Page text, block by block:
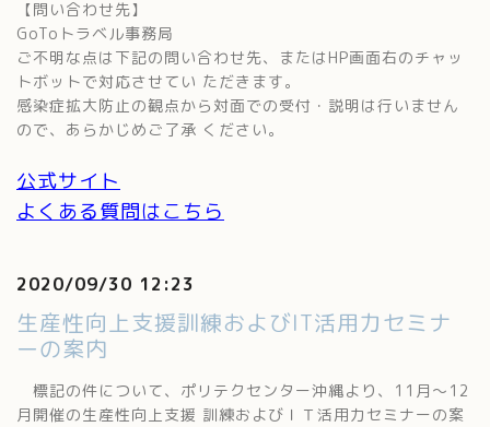
【問い合わせ先】
GoToトラベル事務局
ご不明な点は下記の問い合わせ先、またはHP画面右のチャッ
トボットで対応させてい ただきます。
感染症拡大防止の観点から対面での受付・説明は行いません
ので、あらかじめご了承 ください。
公式サイト
よくある質問はこちら
2020/09/30 12:23
生産性向上支援訓練およびIT活用力セミナ
ーの案内
標記の件について、ポリテクセンター沖縄より、11月～12
月開催の生産性向上支援 訓練およびＩＴ活用力セミナーの案